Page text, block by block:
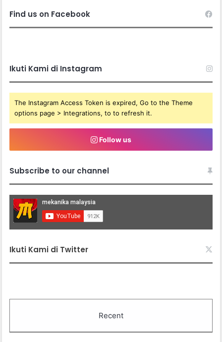
Find us on Facebook
Ikuti Kami di Instagram
The Instagram Access Token is expired, Go to the Theme
options page > Integrations, to to refresh it.
Follow us
Subscribe to our channel
Ikuti Kami di Twitter
Recent